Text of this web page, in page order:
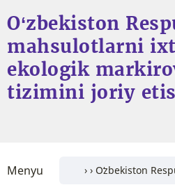
O‘zbekiston
mahsulotlarni
ekologik
tizimini joriy
Menyu